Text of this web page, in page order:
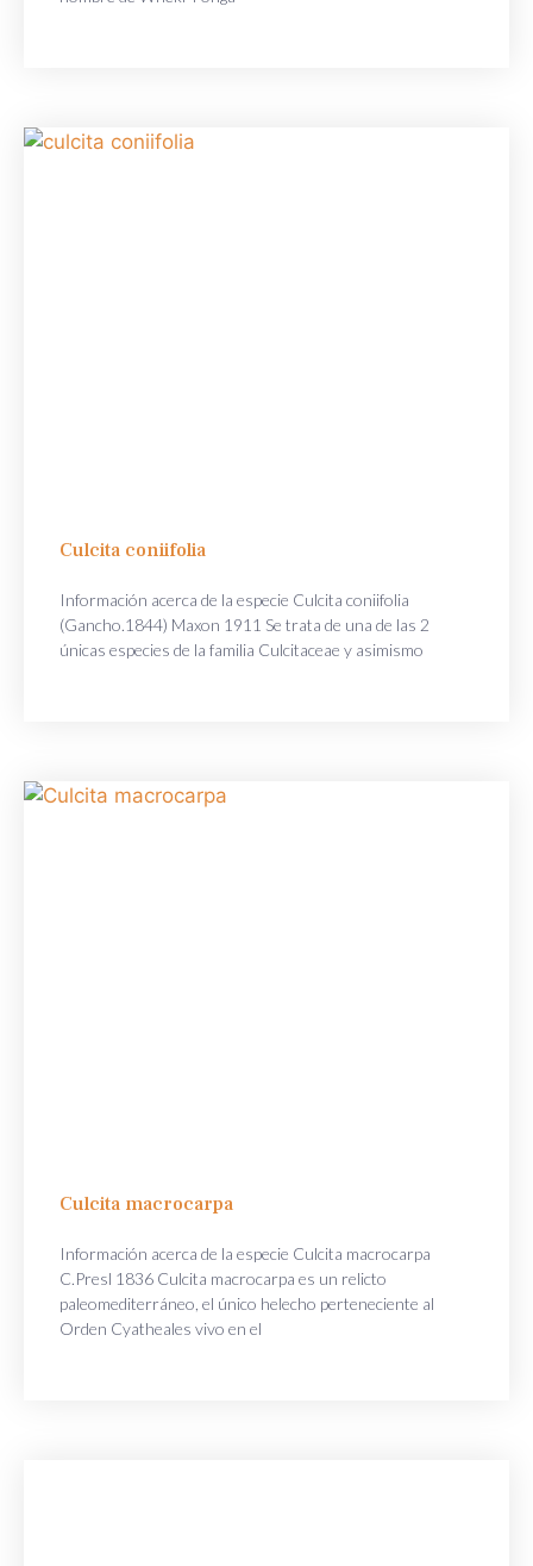
Culcita coniifolia
Información acerca de la especie Culcita coniifolia
(Gancho.1844) Maxon 1911 Se trata de una de las 2
únicas especies de la familia Culcitaceae y asimismo
Culcita macrocarpa
Información acerca de la especie Culcita macrocarpa
C.Presl 1836 Culcita macrocarpa es un relicto
paleomediterráneo, el único helecho perteneciente al
Orden Cyatheales vivo en el